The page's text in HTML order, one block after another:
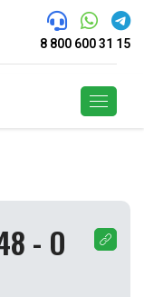
8 800 600 31 15
- О